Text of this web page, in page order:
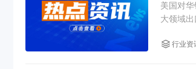
美国对
大领域
行业资